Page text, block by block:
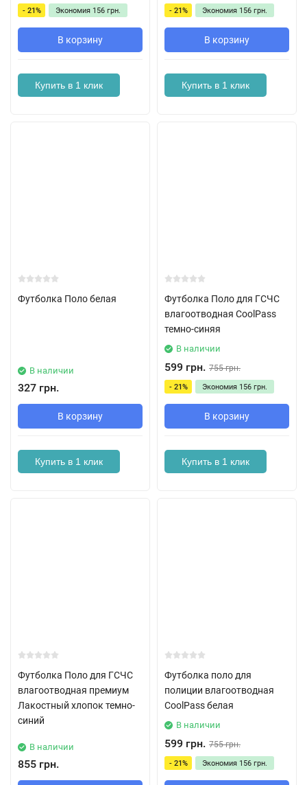
- 21% Экономия 156 грн.
В корзину
Купить в 1 клик
- 21% Экономия 156 грн.
В корзину
Купить в 1 клик
Футболка Поло белая
В наличии
327 грн.
В корзину
Купить в 1 клик
Футболка Поло для ГСЧС
влагоотводная CoolPass
темно-синяя
В наличии
599 грн. 755 грн.
- 21% Экономия 156 грн.
В корзину
Купить в 1 клик
Футболка Поло для ГСЧС
влагоотводная премиум
Лакостный хлопок темно-
синий
В наличии
855 грн.
Футболка поло для
полиции влагоотводная
CoolPass белая
В наличии
599 грн. 755 грн.
- 21% Экономия 156 грн.